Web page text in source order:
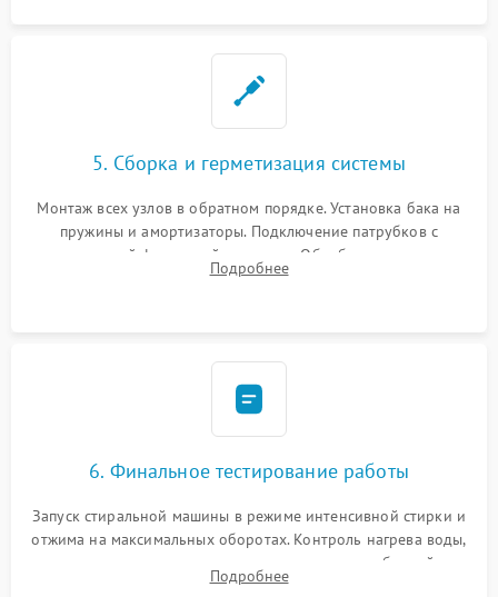
5. Сборка и герметизация системы
Монтаж всех узлов в обратном порядке. Установка бака на
пружины и амортизаторы. Подключение патрубков с
надежной фиксацией хомутами. Обработка стыков
герметиком для предотвращения возможных протечек воды.
Подробнее
6. Финальное тестирование работы
Запуск стиральной машины в режиме интенсивной стирки и
отжима на максимальных оборотах. Контроль нагрева воды,
корректности слива, отсутствия излишних вибраций,
посторонних стуков и протечек под корпусом.
Подробнее